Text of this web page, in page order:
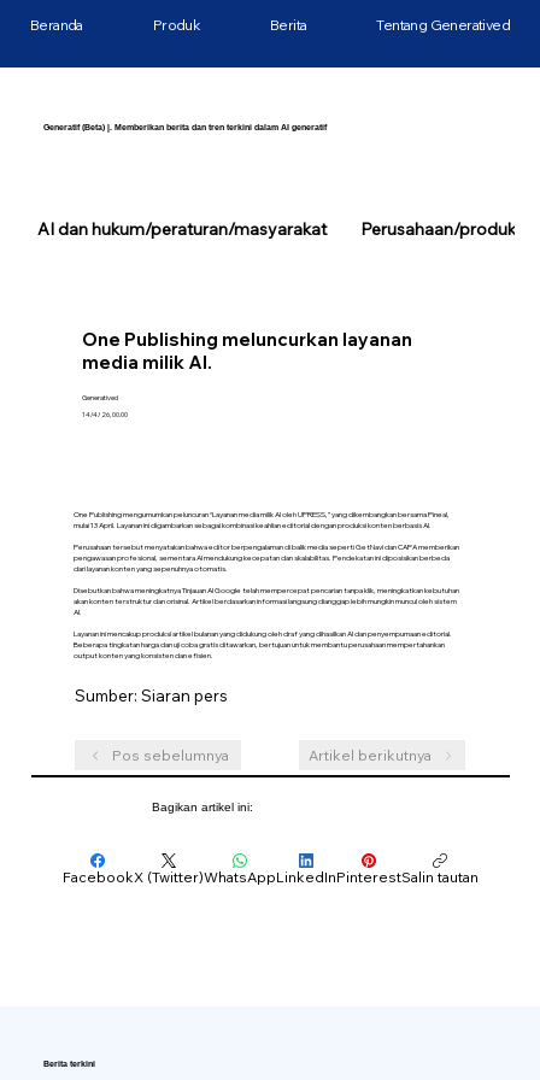
Generatif (Beta) |. Memberikan berita dan tren terkini dalam AI generatif
One Publishing meluncurkan layanan
media milik AI.
Generatived
14/4/26, 00.00
One Publishing mengumumkan peluncuran “Layanan media milik AI oleh UPRESS,” yang dikembangkan bersama Pineal,
mulai 13 April. Layanan ini digambarkan sebagai kombinasi keahlian editorial dengan produksi konten berbasis AI.
Perusahaan tersebut menyatakan bahwa editor berpengalaman di balik media seperti GetNavi dan CAPA memberikan
pengawasan profesional, sementara AI mendukung kecepatan dan skalabilitas. Pendekatan ini diposisikan berbeda
dari layanan konten yang sepenuhnya otomatis.
Disebutkan bahwa meningkatnya Tinjauan AI Google telah mempercepat pencarian tanpa klik, meningkatkan kebutuhan
akan konten terstruktur dan orisinal. Artikel berdasarkan informasi langsung dianggap lebih mungkin muncul oleh sistem
AI.
Layanan ini mencakup produksi artikel bulanan yang didukung oleh draf yang dihasilkan AI dan penyempurnaan editorial.
Beberapa tingkatan harga dan uji coba gratis ditawarkan, bertujuan untuk membantu perusahaan mempertahankan
output konten yang konsisten dan efisien.
Sumber: Siaran pers
Pos sebelumnya Artikel berikutnya
Beranda Produk Berita Tentang Generatived
Bagikan artikel ini:
FacebookX (Twitter)WhatsAppLinkedInPinterestSalin tautan
AI dan hukum/peraturan/masyarakat Perusahaan/produk/
Berita terkini